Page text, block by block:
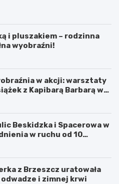
i pluszakiem – rodzinna
wyobraźni!
w akcji: warsztaty
z Kapibarą Barbarą w
Beskidzka i Spacerowa w
w ruchu od 10
z Brzeszcz uratowała
i zimnej krwi